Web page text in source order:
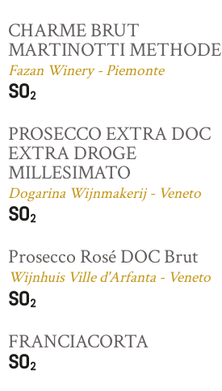
CHARME BRUT
MARTINOTTI METHODE
Fazan Winery - Piemonte
PROSECCO EXTRA DOC
EXTRA DROGE
MILLESIMATO
Dogarina Wijnmakerij - Veneto
Prosecco Rosé DOC Brut
Wijnhuis Ville d'Arfanta - Veneto
FRANCIACORTA